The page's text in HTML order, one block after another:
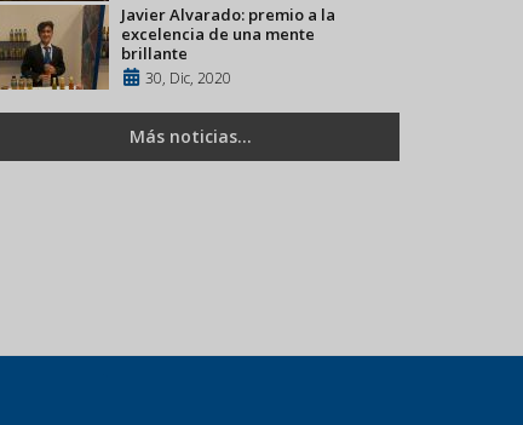
Javier Alvarado: premio a la
excelencia de una mente
brillante
30, Dic, 2020
Más noticias...